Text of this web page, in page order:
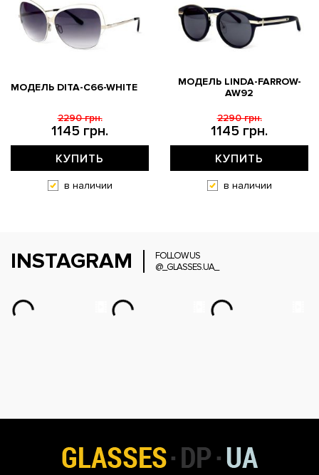
МОДЕЛЬ DITA-C66-WHITE
1145 грн.
2290 грн.
КУПИТЬ
в наличии
МОДЕЛЬ LINDA-FARROW-
AW92
1145 грн.
2290 грн.
КУПИТЬ
в наличии
INSTAGRAM
FOLLOW US
@_GLASSES.UA_